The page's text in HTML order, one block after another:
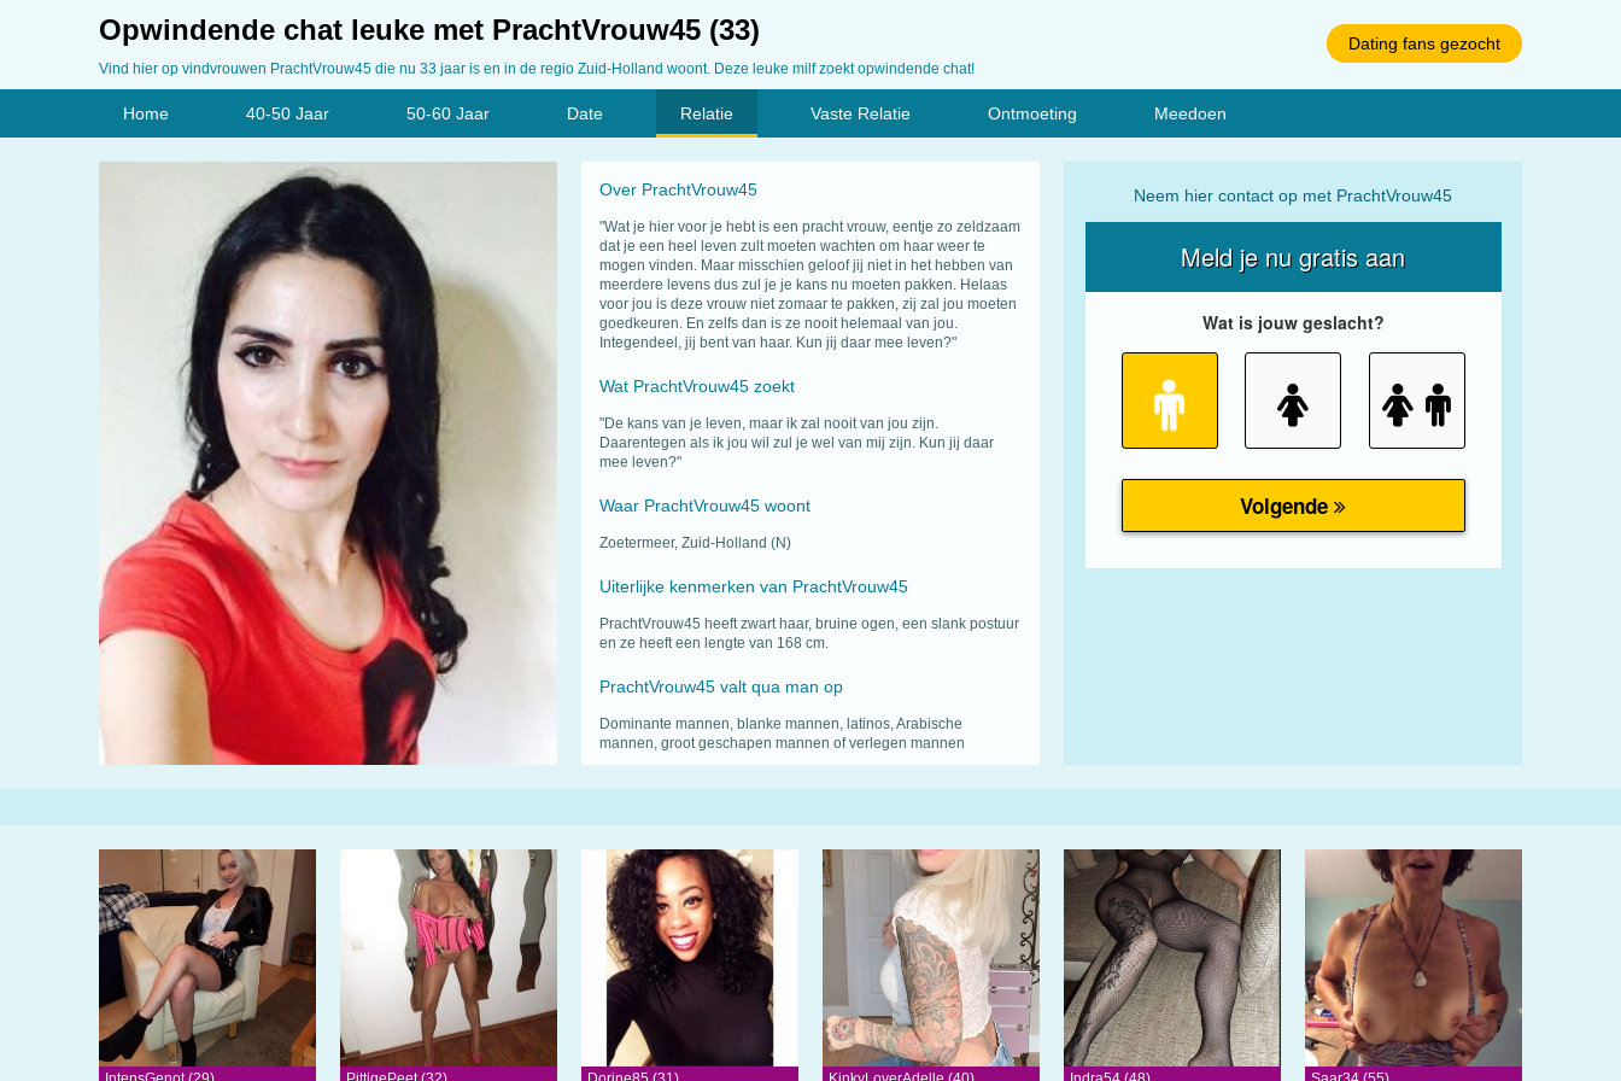
Dating fans gezocht
Opwindende chat leuke met PrachtVrouw45 (33)
Vind hier op vindvrouwen PrachtVrouw45 die nu 33 jaar is en in de regio Zuid-Holland woont. Deze leuke milf zoekt opwindende chat!
Home 40-50 Jaar 50-60 Jaar Date Relatie Vaste Relatie Ontmoeting Meedoen
Over PrachtVrouw45
"Wat je hier voor je hebt is een pracht vrouw, eentje zo zeldzaam
dat je een heel leven zult moeten wachten om haar weer te
mogen vinden. Maar misschien geloof jij niet in het hebben van
meerdere levens dus zul je je kans nu moeten pakken. Helaas
voor jou is deze vrouw niet zomaar te pakken, zij zal jou moeten
goedkeuren. En zelfs dan is ze nooit helemaal van jou.
Integendeel, jij bent van haar. Kun jij daar mee leven?"
Wat PrachtVrouw45 zoekt
"De kans van je leven, maar ik zal nooit van jou zijn.
Daarentegen als ik jou wil zul je wel van mij zijn. Kun jij daar
mee leven?"
Waar PrachtVrouw45 woont
Zoetermeer, Zuid-Holland (N)
Uiterlijke kenmerken van PrachtVrouw45
PrachtVrouw45 heeft zwart haar, bruine ogen, een slank postuur
en ze heeft een lengte van 168 cm.
PrachtVrouw45 valt qua man op
Dominante mannen, blanke mannen, latinos, Arabische
mannen, groot geschapen mannen of verlegen mannen
Neem hier contact op met PrachtVrouw45